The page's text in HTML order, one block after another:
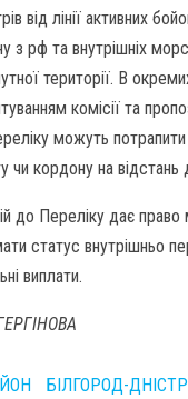
від лінії активних
з рф та внутрішніх
території. В
комісії та
можуть
чи кордону на відстань
до Переліку дає право
статус внутрішньо
виплати.
БІЛГОРОД-